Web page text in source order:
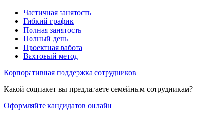
Частичная занятость
Гибкий график
Полная занятость
Полный день
Проектная работа
Вахтовый метод
Корпоративная поддержка сотрудников
Какой соцпакет вы предлагаете семейным сотрудникам?
Оформляйте кандидатов онлайн